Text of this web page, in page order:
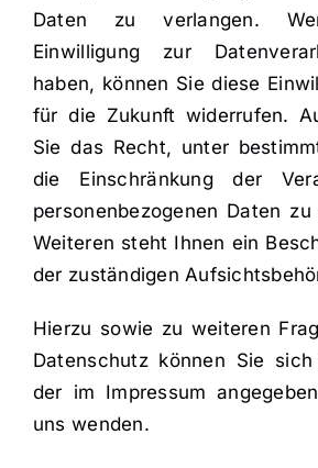
Daten zu verlangen.
Einwilligung zur
haben, können Sie diese
für die Zukunft widerrufen.
Sie das Recht, unter
die Einschränkung der
personenbezogenen Daten
Weiteren steht Ihnen ein
der zuständigen
Hierzu sowie zu weiteren
Datenschutz können Sie
der im Impressum
uns wenden.